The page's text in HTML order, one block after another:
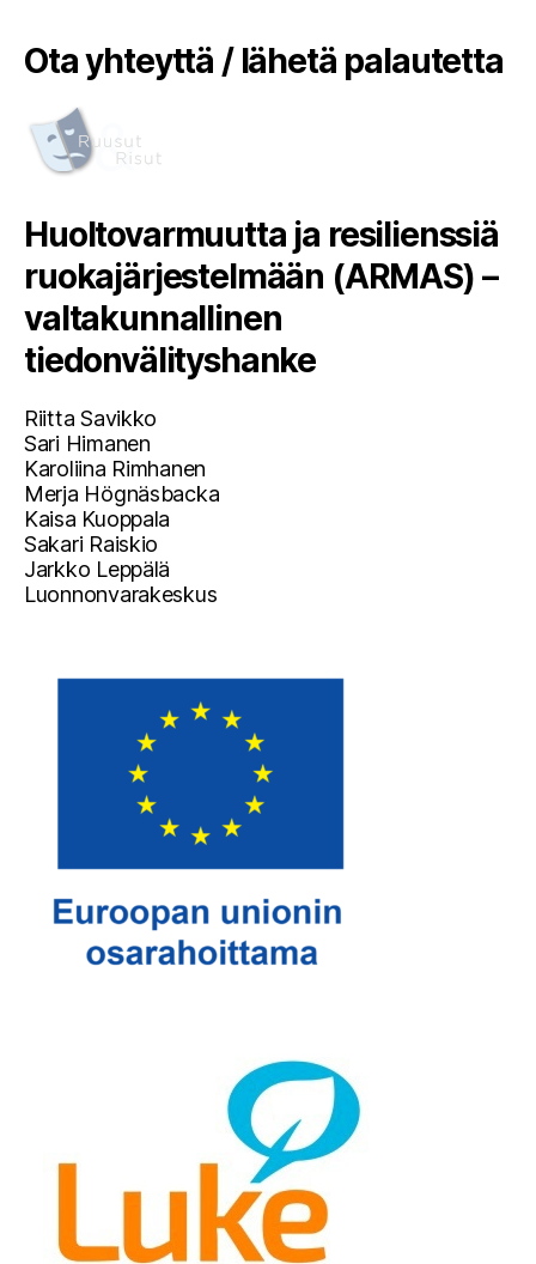
Ota yhteyttä / lähetä palautetta
Huoltovarmuutta ja resilienssiä
ruokajärjestelmään (ARMAS) –
valtakunnallinen
tiedonvälityshanke
Riitta Savikko
Sari Himanen
Karoliina Rimhanen
Merja Högnäsbacka
Kaisa Kuoppala
Sakari Raiskio
Jarkko Leppälä
Luonnonvarakeskus